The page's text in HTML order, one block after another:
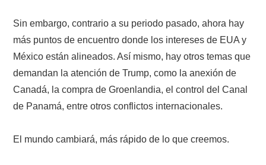
Sin embargo, contrario a su periodo pasado, ahora hay
más puntos de encuentro donde los intereses de EUA y
México están alineados. Así mismo, hay otros temas que
demandan la atención de Trump, como la anexión de
Canadá, la compra de Groenlandia, el control del Canal
de Panamá, entre otros conflictos internacionales.
El mundo cambiará, más rápido de lo que creemos.